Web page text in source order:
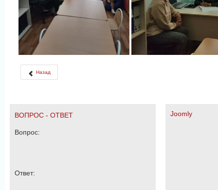
Назад
ВОПРОС - ОТВЕТ
Вопрос:
Ответ:
Joomly